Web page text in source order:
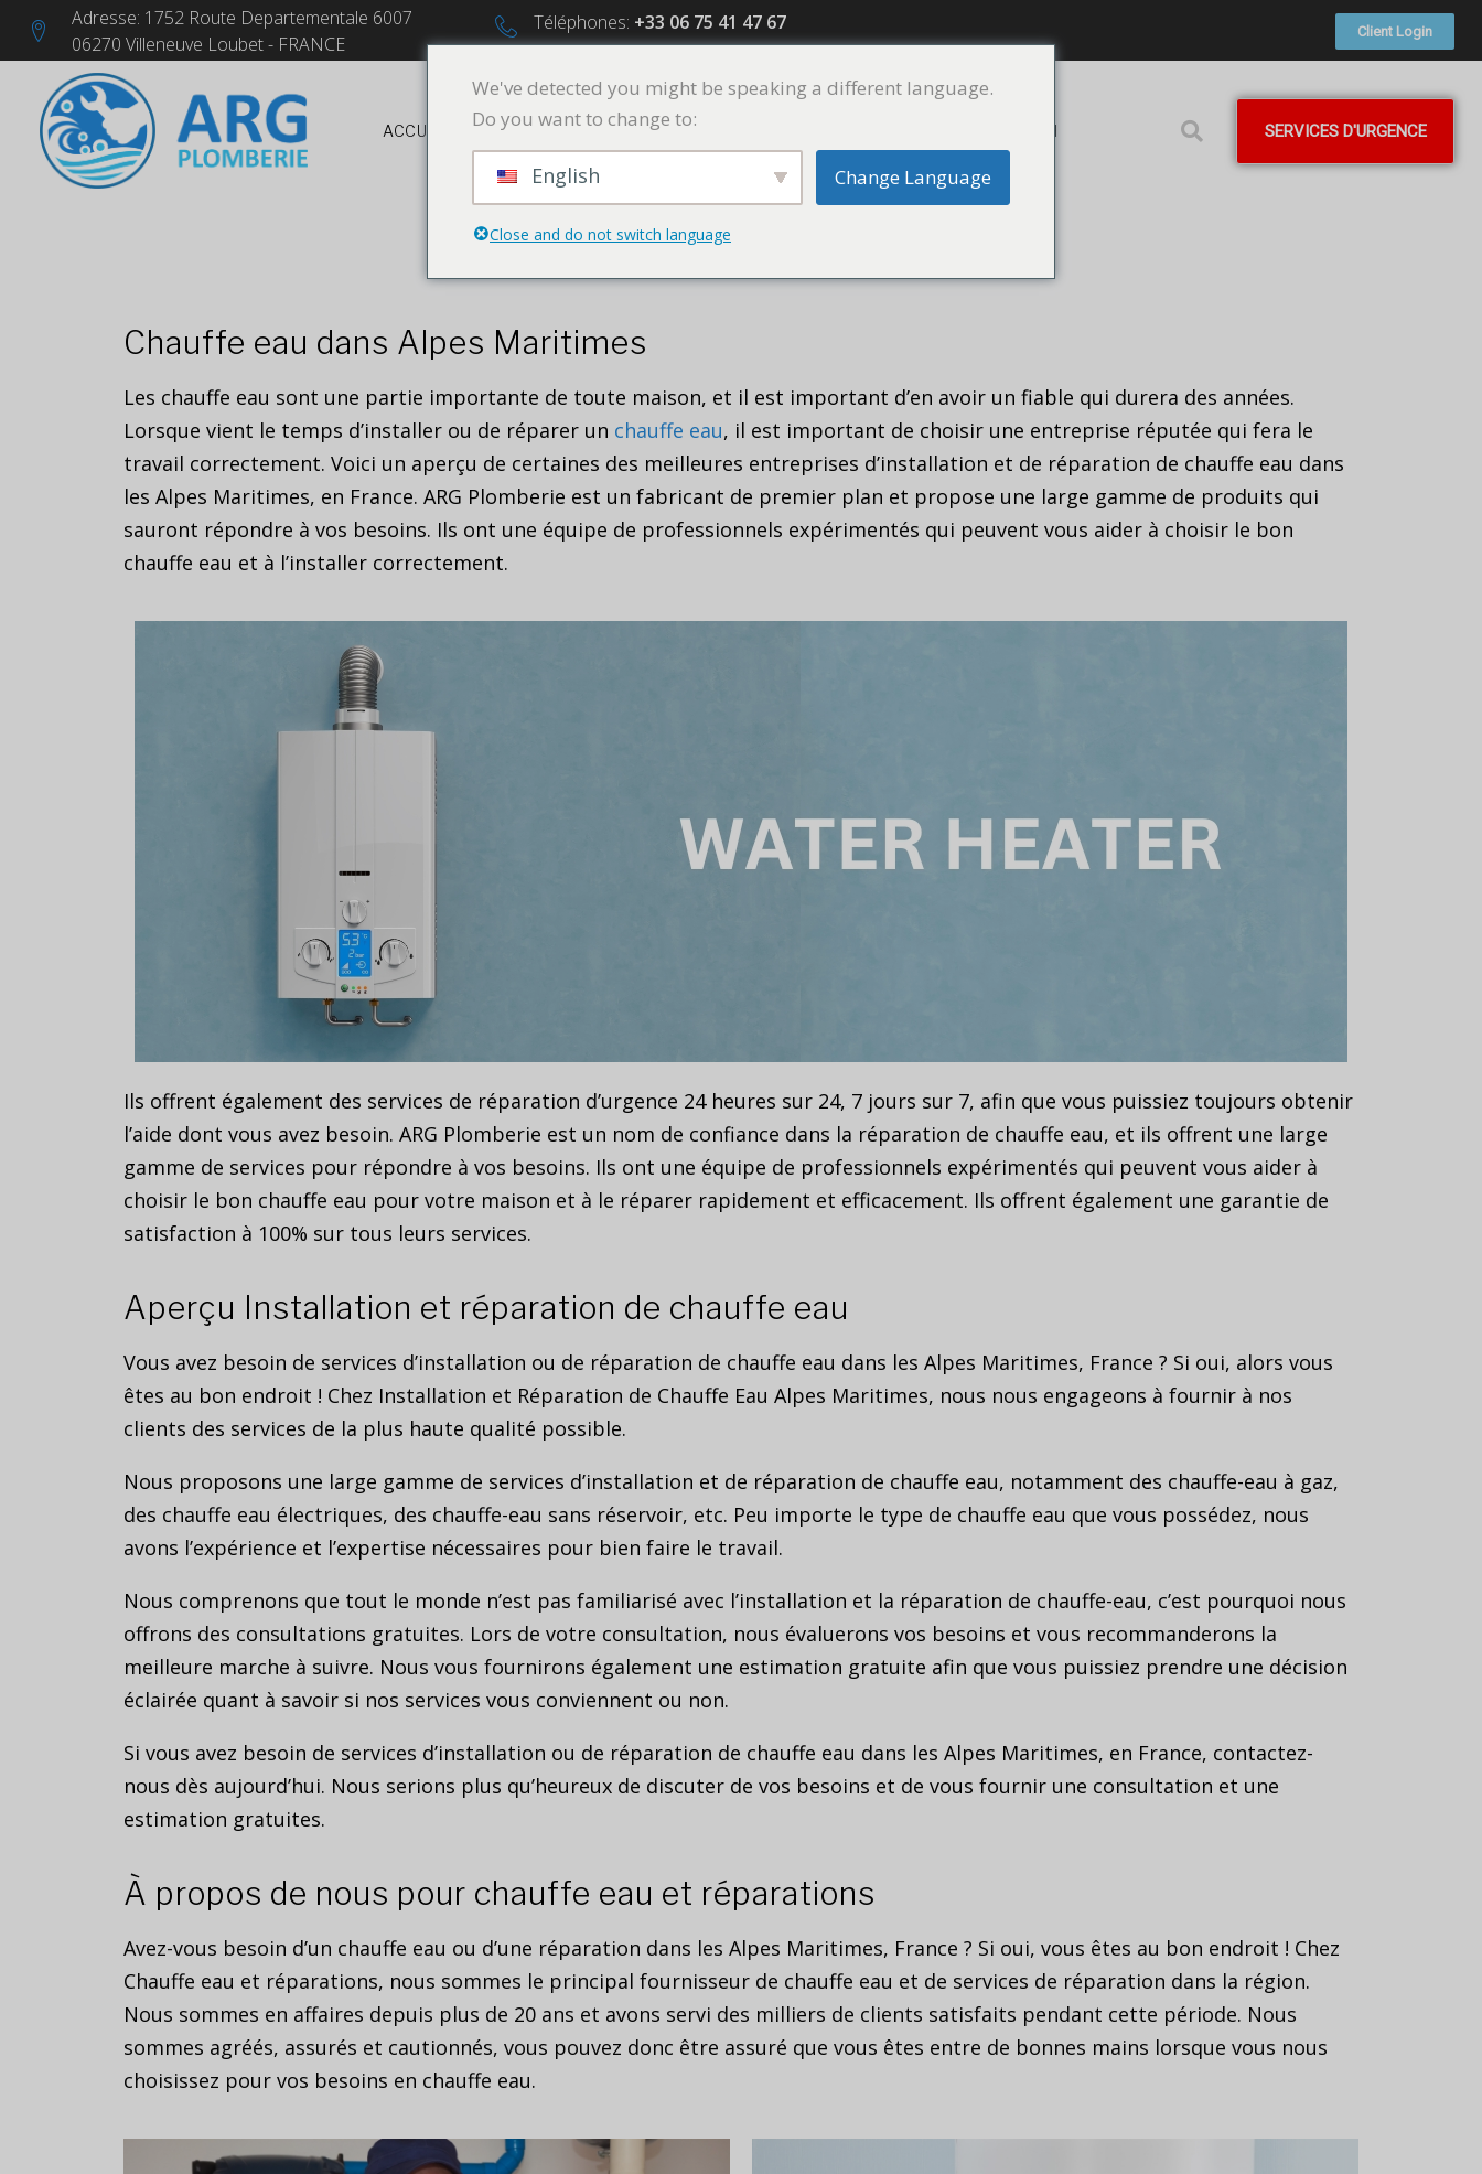
Adresse: 1752 Route Departementale 6007
06270 Villeneuve Loubet - FRANCE
Téléphones: +33 06 75 41 47 67 Client Login
ACCUEIL A PROPOS SERVICES FRENCH SERVICES D'URGENCE
Chauffe eau
Chauffe eau dans Alpes Maritimes
Les chauffe eau sont une partie importante de toute maison, et il est important d’en avoir un fiable qui durera des années.
Lorsque vient le temps d’installer ou de réparer un chauffe eau, il est important de choisir une entreprise réputée qui fera le
travail correctement. Voici un aperçu de certaines des meilleures entreprises d’installation et de réparation de chauffe eau dans
les Alpes Maritimes, en France. ARG Plomberie est un fabricant de premier plan et propose une large gamme de produits qui
sauront répondre à vos besoins. Ils ont une équipe de professionnels expérimentés qui peuvent vous aider à choisir le bon
chauffe eau et à l’installer correctement.
Ils offrent également des services de réparation d’urgence 24 heures sur 24, 7 jours sur 7, afin que vous puissiez toujours obtenir
l’aide dont vous avez besoin. ARG Plomberie est un nom de confiance dans la réparation de chauffe eau, et ils offrent une large
gamme de services pour répondre à vos besoins. Ils ont une équipe de professionnels expérimentés qui peuvent vous aider à
choisir le bon chauffe eau pour votre maison et à le réparer rapidement et efficacement. Ils offrent également une garantie de
satisfaction à 100% sur tous leurs services.
Aperçu Installation et réparation de chauffe eau
Vous avez besoin de services d’installation ou de réparation de chauffe eau dans les Alpes Maritimes, France ? Si oui, alors vous
êtes au bon endroit ! Chez Installation et Réparation de Chauffe Eau Alpes Maritimes, nous nous engageons à fournir à nos
clients des services de la plus haute qualité possible.
Nous proposons une large gamme de services d’installation et de réparation de chauffe eau, notamment des chauffe-eau à gaz,
des chauffe eau électriques, des chauffe-eau sans réservoir, etc. Peu importe le type de chauffe eau que vous possédez, nous
avons l’expérience et l’expertise nécessaires pour bien faire le travail.
Nous comprenons que tout le monde n’est pas familiarisé avec l’installation et la réparation de chauffe-eau, c’est pourquoi nous
offrons des consultations gratuites. Lors de votre consultation, nous évaluerons vos besoins et vous recommanderons la
meilleure marche à suivre. Nous vous fournirons également une estimation gratuite afin que vous puissiez prendre une décision
éclairée quant à savoir si nos services vous conviennent ou non.
Si vous avez besoin de services d’installation ou de réparation de chauffe eau dans les Alpes Maritimes, en France, contactez-
nous dès aujourd’hui. Nous serions plus qu’heureux de discuter de vos besoins et de vous fournir une consultation et une
estimation gratuites.
À propos de nous pour chauffe eau et réparations
Avez-vous besoin d’un chauffe eau ou d’une réparation dans les Alpes Maritimes, France ? Si oui, vous êtes au bon endroit ! Chez
Chauffe eau et réparations, nous sommes le principal fournisseur de chauffe eau et de services de réparation dans la région.
Nous sommes en affaires depuis plus de 20 ans et avons servi des milliers de clients satisfaits pendant cette période. Nous
sommes agréés, assurés et cautionnés, vous pouvez donc être assuré que vous êtes entre de bonnes mains lorsque vous nous
choisissez pour vos besoins en chauffe eau.
We've detected you might be speaking a different language.
Do you want to change to:
English Change Language
Close and do not switch language